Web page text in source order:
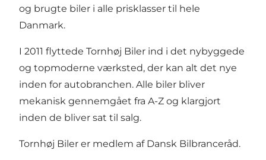
og brugte biler i alle prisklasser til hele
Danmark.
I 2011 flyttede Tornhøj Biler ind i det nybyggede
og topmoderne værksted, der kan alt det nye
inden for autobranchen. Alle biler bliver
mekanisk gennemgået fra A-Z og klargjort
inden de bliver sat til salg.
Tornhøj Biler er medlem af Dansk Bilbranceråd.